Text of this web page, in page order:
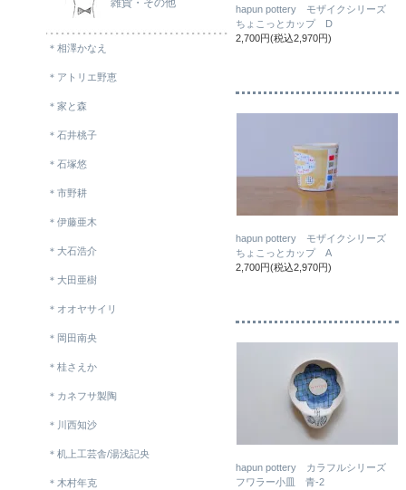
hapun pottery モザイクシリーズ
ちょこっとカップ D
2,700円(税込2,970円)
hapun pottery モザイクシリーズ
ちょこっとカップ A
2,700円(税込2,970円)
hapun pottery カラフルシリーズ
フワラー小皿 青-2
雑貨・その他
＊相澤かなえ
＊アトリエ野恵
＊家と森
＊石井桃子
＊石塚悠
＊市野耕
＊伊藤亜木
＊大石浩介
＊大田亜樹
＊オオヤサイリ
＊岡田南央
＊桂さえか
＊カネフサ製陶
＊川西知沙
＊机上工芸舎/湯浅記央
＊木村年克